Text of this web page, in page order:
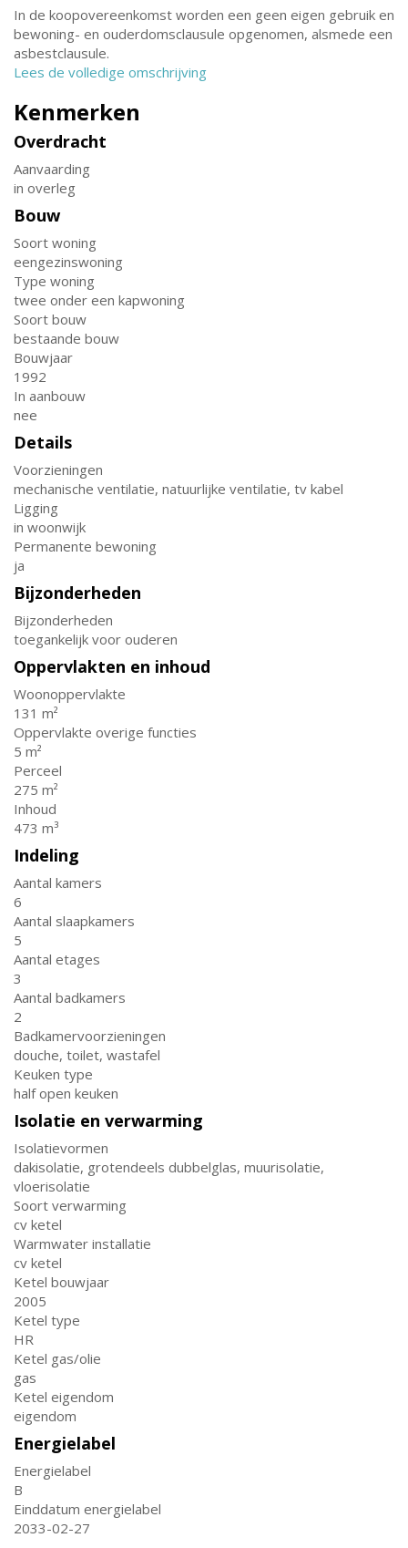
In de koopovereenkomst worden een geen eigen gebruik en
bewoning- en ouderdomsclausule opgenomen, alsmede een
asbestclausule.
Lees de volledige omschrijving
Kenmerken
Overdracht
Aanvaarding
in overleg
Bouw
Soort woning
eengezinswoning
Type woning
twee onder een kapwoning
Soort bouw
bestaande bouw
Bouwjaar
1992
In aanbouw
nee
Details
Voorzieningen
mechanische ventilatie, natuurlijke ventilatie, tv kabel
Ligging
in woonwijk
Permanente bewoning
ja
Bijzonderheden
Bijzonderheden
toegankelijk voor ouderen
Oppervlakten en inhoud
Woonoppervlakte
131 m²
Oppervlakte overige functies
5 m²
Perceel
275 m²
Inhoud
473 m³
Indeling
Aantal kamers
6
Aantal slaapkamers
5
Aantal etages
3
Aantal badkamers
2
Badkamervoorzieningen
douche, toilet, wastafel
Keuken type
half open keuken
Isolatie en verwarming
Isolatievormen
dakisolatie, grotendeels dubbelglas, muurisolatie,
vloerisolatie
Soort verwarming
cv ketel
Warmwater installatie
cv ketel
Ketel bouwjaar
2005
Ketel type
HR
Ketel gas/olie
gas
Ketel eigendom
eigendom
Energielabel
Energielabel
B
Einddatum energielabel
2033-02-27